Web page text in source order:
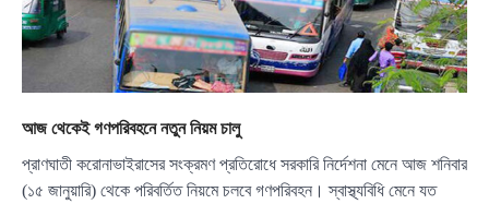
আজ থেকেই গণপরিবহনে নতুন নিয়ম চালু
প্রাণঘাতী করোনাভাইরাসের সংক্রমণ প্রতিরোধে সরকারি নির্দেশনা মেনে আজ শনিবার
(১৫ জানুয়ারি) থেকে পরিবর্তিত নিয়মে চলবে গণপরিবহন। স্বাস্থ্যবিধি মেনে যত